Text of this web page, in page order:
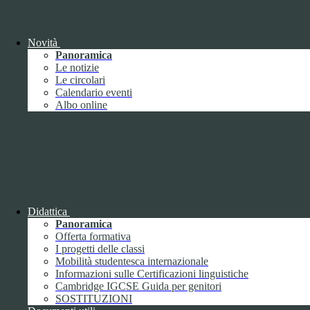
Novità
Panoramica
Le notizie
Le circolari
Calendario eventi
Albo online
Didattica
Panoramica
Offerta formativa
I progetti delle classi
Mobilità studentesca internazionale
Informazioni sulle Certificazioni linguistiche
Cambridge IGCSE Guida per genitori
SOSTITUZIONI
Ottobre
Novembre
Dicembre
Marzo
Aprile
Maggio2
Giugno2
Luglio
Agosto1
Settembre